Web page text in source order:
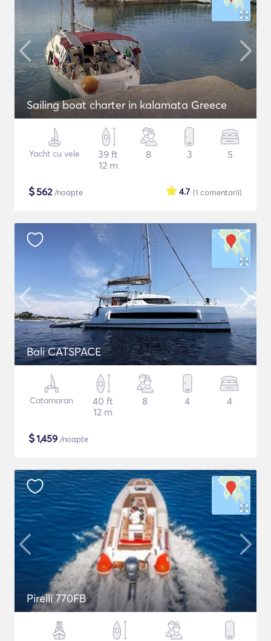
Sailing boat charter in kalamata Greece
Yacht cu vele
39 ft
12 m
8 3 5
$562/noapte (1 comentarii)
4.7
Bali CATSPACE
Catamaran
40 ft
12 m
8 4 4
$1,459 /noapte
Pirelli 770FB